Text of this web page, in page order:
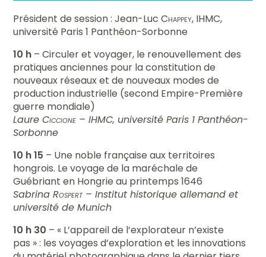
Président de session : Jean-LucChappey, IHMC,
université Paris 1 Panthéon-Sorbonne
10 h – Circuler et voyager, le renouvellement des
pratiques anciennes pour la constitution de
nouveaux réseaux et de nouveaux modes de
production industrielle (second Empire-Première
guerre mondiale)
LaureCiccione – IHMC, université Paris 1 Panthéon-
Sorbonne
10 h 15 – Une noble française aux territoires
hongrois. Le voyage de la maréchale de
Guébriant en Hongrie au printemps 1646
SabrinaRospert – Institut historique allemand et
université de Munich
10 h 30 – « L’appareil de l’explorateur n’existe
pas » : les voyages d’exploration et les innovations